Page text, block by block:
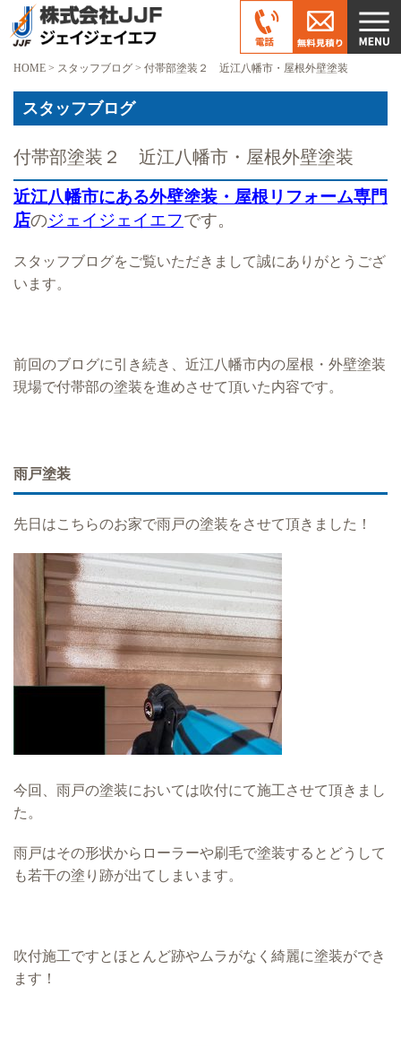
HOME > スタッフブログ > 付帯部塗装２ 近江八幡市・屋根外壁塗装
スタッフブログ
付帯部塗装２ 近江八幡市・屋根外壁塗装
近江八幡市にある外壁塗装・屋根リフォーム専門
店のジェイジェイエフです。
スタッフブログをご覧いただきまして誠にありがとうござ
います。
前回のブログに引き続き、近江八幡市内の屋根・外壁塗装
現場で付帯部の塗装を進めさせて頂いた内容です。
雨戸塗装
先日はこちらのお家で雨戸の塗装をさせて頂きました！
今回、雨戸の塗装においては吹付にて施工させて頂きまし
た。
雨戸はその形状からローラーや刷毛で塗装するとどうして
も若干の塗り跡が出てしまいます。
吹付施工ですとほとんど跡やムラがなく綺麗に塗装ができ
ます！